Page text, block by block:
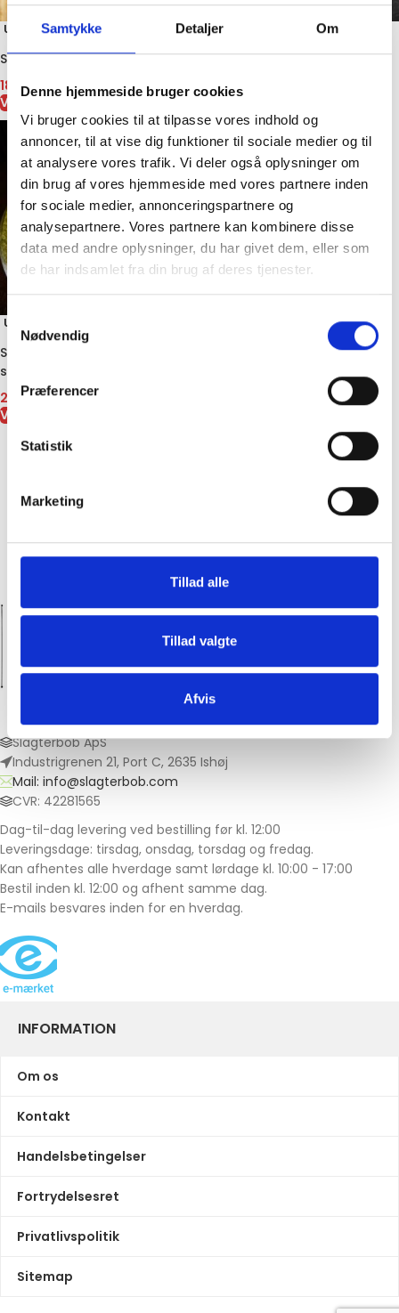
Samtykke Detaljer Om
Denne hjemmeside bruger cookies
Vi bruger cookies til at tilpasse vores indhold og
annoncer, til at vise dig funktioner til sociale medier og til
at analysere vores trafik. Vi deler også oplysninger om
din brug af vores hjemmeside med vores partnere inden
for sociale medier, annonceringspartnere og
analysepartnere. Vores partnere kan kombinere disse
data med andre oplysninger, du har givet dem, eller som
de har indsamlet fra din brug af deres tjenester.
Samtykkevalg
Nødvendig
Præferencer
Statistik
Marketing
Tillad alle
Tillad valgte
Afvis
UDSOL
Salsa Picante 140 ml
18,00kr.
VIS VARE
UDSOL
Mørk soya sauce 295 ml
31,00kr.
UDSOL
GT
Soja sauce – klassisk asiatisk
smag i 295 ml flaske
24,00kr.
VIS VARE
Hos Slagter Bob får du premium kød til
Slagterbob ApS
Industrigrenen 21, Port C, 2635 Ishøj
Mail: info@slagterbob.com
CVR: 42281565
Dag-til-dag levering ved bestilling før kl. 12:00
Leveringsdage: tirsdag, onsdag, torsdag og fredag.
Kan afhentes alle hverdage samt lørdage kl. 10:00 - 17:00
Bestil inden kl. 12:00 og afhent samme dag.
E-mails besvares inden for en hverdag.
INFORMATION
Om os
Kontakt
Handelsbetingelser
Fortrydelsesret
Privatlivspolitik
Sitemap